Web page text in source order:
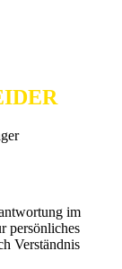
im
persönliches
Verständnis